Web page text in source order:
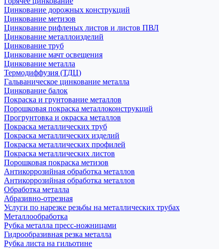
Цинкование дорожных конструкций
Цинкование метизов
Цинкование рифленых листов и листов ПВЛ
Цинкование металлоизделий
Цинкование труб
Цинкование мачт освещения
Цинкование металла
Термодиффузия (ТДЦ)
Гальваническое цинкование металла
Цинкование балок
Покраска и грунтование металлов
Порошковая покраска металлоконструкций
Прогрунтовка и окраска металлов
Покраска металлических труб
Покраска металлических изделий
Покраска металлических профилей
Покраска металлических листов
Порошковая покраска метизов
Антикоррозийная обработка металлов
Антикоррозийная обработка металлов
Обработка металла
Абразивно-отрезная
Услуги по нарезке резьбы на металлических трубах
Металлообработка
Рубка металла пресс-ножницами
Гидрообразивная резка металла
Рубка листа на гильотине